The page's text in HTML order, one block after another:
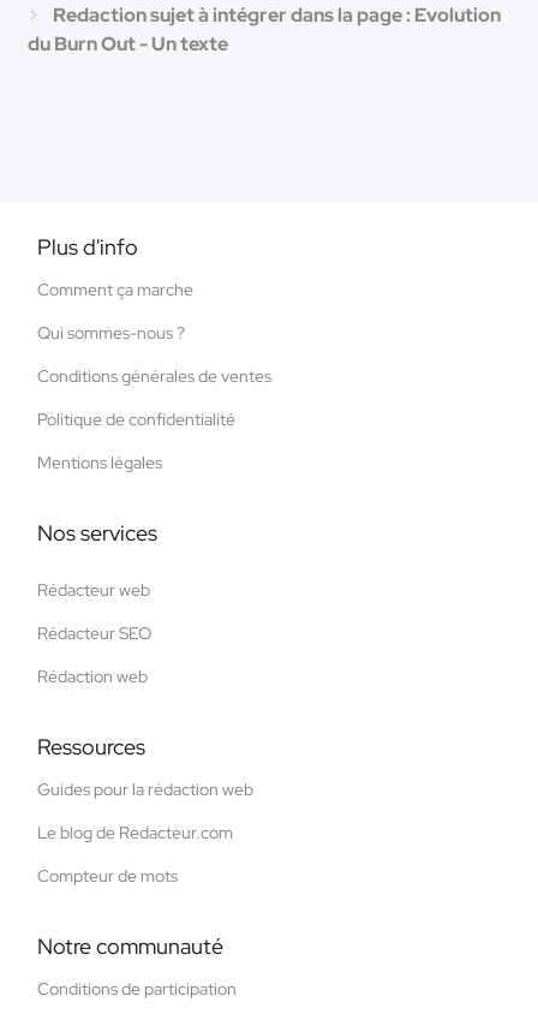
Redaction sujet à intégrer dans la page : Evolution
du Burn Out - Un texte
Plus d'info
Comment ça marche
Qui sommes-nous ?
Conditions générales de ventes
Politique de confidentialité
Mentions légales
Nos services
Rédacteur web
Rédacteur SEO
Rédaction web
Ressources
Guides pour la rédaction web
Le blog de Redacteur.com
Compteur de mots
Notre communauté
Conditions de participation